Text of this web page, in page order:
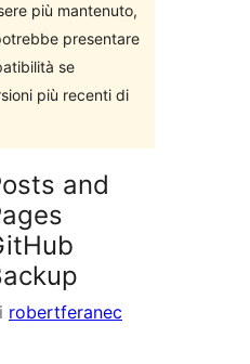
più mantenuto,
presentare
se
più recenti di
and
robertferanec